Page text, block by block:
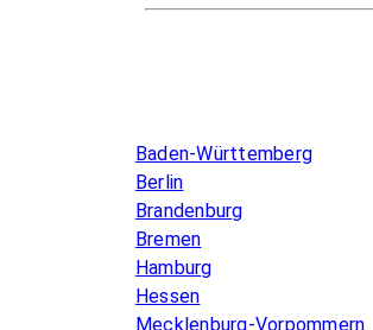
Baden-Württemberg
Berlin
Brandenburg
Bremen
Hamburg
Hessen
Mecklenburg-Vorpommern